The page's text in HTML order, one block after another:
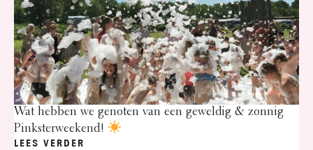
Wat hebben we genoten van een geweldig & zonnig
Pinksterweekend!
LEES VERDER